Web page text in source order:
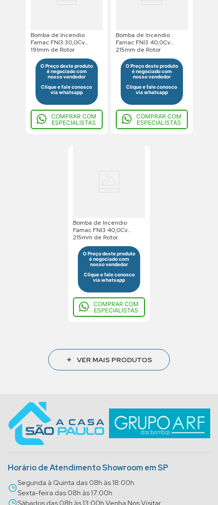
Bomba de Incendio
Famac FNI3 30,0Cv
191mm de Rotor
220/380/440V Trifasico
Saida Flangeada
O Preço deste produto
é negociado com
nosso vendedor
Clique e fale conosco
via whatsapp
COMPRAR COM
ESPECIALISTAS
Bomba de Incendio
Famac FNI3 40,0Cv
215mm de Rotor
220/380/440V Trifasico
Saida Flangeada
O Preço deste produto
é negociado com
nosso vendedor
Clique e fale conosco
via whatsapp
COMPRAR COM
ESPECIALISTAS
Bomba de Incendio
Famac FNI3 40,0Cv
215mm de Rotor
380/660V Trifasico Saída
Roscada
O Preço deste produto
é negociado com
nosso vendedor
Clique e fale conosco
via whatsapp
COMPRAR COM
ESPECIALISTAS
Horário de Atendimento Showroom em SP
Segunda à Quinta das 08h às 18:00h
Sexta-feira das 08h às 17:00h
Sábados das 08h às 13:00h Venha Nos Visitar